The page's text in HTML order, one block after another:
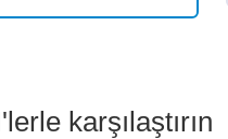
karşılaştırın